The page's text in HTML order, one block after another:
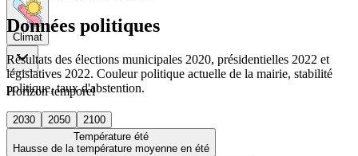
Climat
Horizon temporel
2030 2050
2100
Température été
Hausse de la température moyenne en été
Données politiques
Résultats des élections municipales 2020, présidentielles 2022 et
législatives 2022. Couleur politique actuelle de la mairie, stabilité
politique, taux d'abstention.